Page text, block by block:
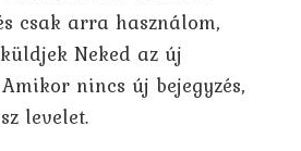
csak arra használom,
Neked az új
nincs új bejegyzés,
levelet.